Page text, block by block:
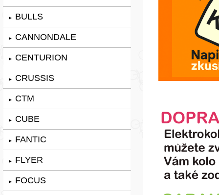
► BULLS
► CANNONDALE
► CENTURION
► CRUSSIS
► CTM
► CUBE
► FANTIC
► FLYER
► FOCUS